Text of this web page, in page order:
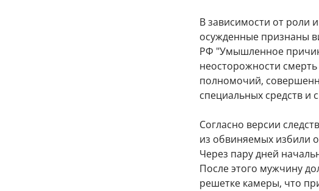
В зависимости от роли
осужденные признаны
РФ "Умышленное
неосторожности
полномочий,
специальных средств и
Согласно версии
из обвиняемых избили
Через пару дней
После этого мужчину
решетке камеры, что